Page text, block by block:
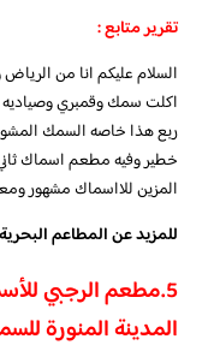
تقرير متابع :
السلام عليكم انا من
اكلت سمك وقمبري
ربع هذا خاصه السمك
خطير وفيه مطعم اسماك
المزين للااسماك مشهور
للمزيد عن المطاعم البحرية
5.مطعم الرجبي
المدينة المنورة